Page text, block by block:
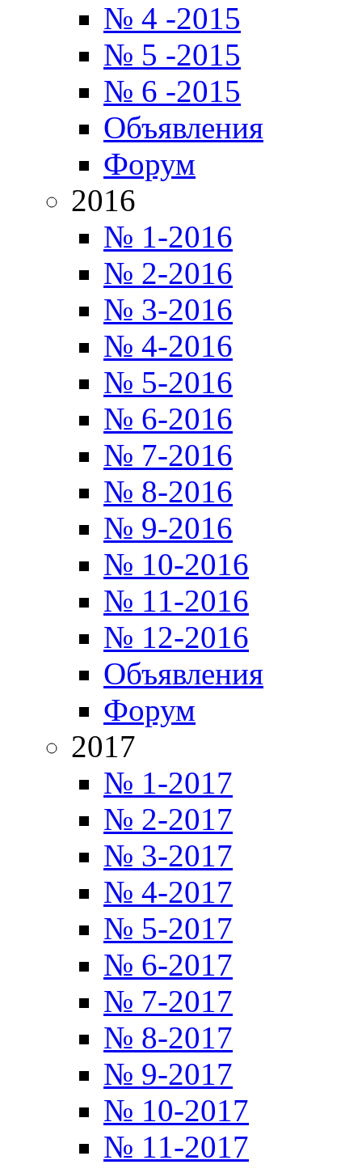
№ 4 -2015
№ 5 -2015
№ 6 -2015
Объявления
Форум
2016
№ 1-2016
№ 2-2016
№ 3-2016
№ 4-2016
№ 5-2016
№ 6-2016
№ 7-2016
№ 8-2016
№ 9-2016
№ 10-2016
№ 11-2016
№ 12-2016
Объявления
Форум
2017
№ 1-2017
№ 2-2017
№ 3-2017
№ 4-2017
№ 5-2017
№ 6-2017
№ 7-2017
№ 8-2017
№ 9-2017
№ 10-2017
№ 11-2017